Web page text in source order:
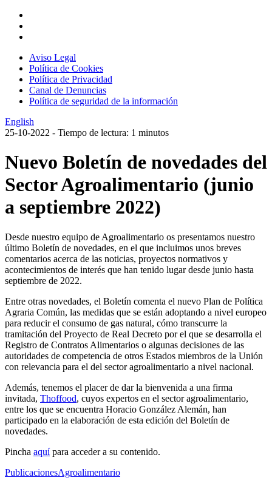
Aviso Legal
Política de Cookies
Política de Privacidad
Canal de Denuncias
Política de seguridad de la información
English
25-10-2022 - Tiempo de lectura: 1 minutos
Nuevo Boletín de novedades del
Sector Agroalimentario (junio
a septiembre 2022)
Desde nuestro equipo de Agroalimentario os presentamos nuestro
último Boletín de novedades, en el que incluimos unos breves
comentarios acerca de las noticias, proyectos normativos y
acontecimientos de interés que han tenido lugar desde junio hasta
septiembre de 2022.
Entre otras novedades, el Boletín comenta el nuevo Plan de Política
Agraria Común, las medidas que se están adoptando a nivel europeo
para reducir el consumo de gas natural, cómo transcurre la
tramitación del Proyecto de Real Decreto por el que se desarrolla el
Registro de Contratos Alimentarios o algunas decisiones de las
autoridades de competencia de otros Estados miembros de la Unión
con relevancia para el del sector agroalimentario a nivel nacional.
Además, tenemos el placer de dar la bienvenida a una firma
invitada, Thoffood, cuyos expertos en el sector agroalimentario,
entre los que se encuentra Horacio González Alemán, han
participado en la elaboración de esta edición del Boletín de
novedades.
Pincha aquípara acceder a su contenido.
PublicacionesAgroalimentario